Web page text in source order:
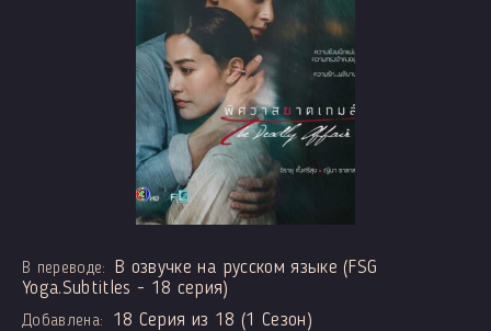
В переводе:
В озвучке на русском языке (FSG
Yoga.Subtitles - 18 серия)
Добавлена: 18 Серия из 18 (1 Сезон)